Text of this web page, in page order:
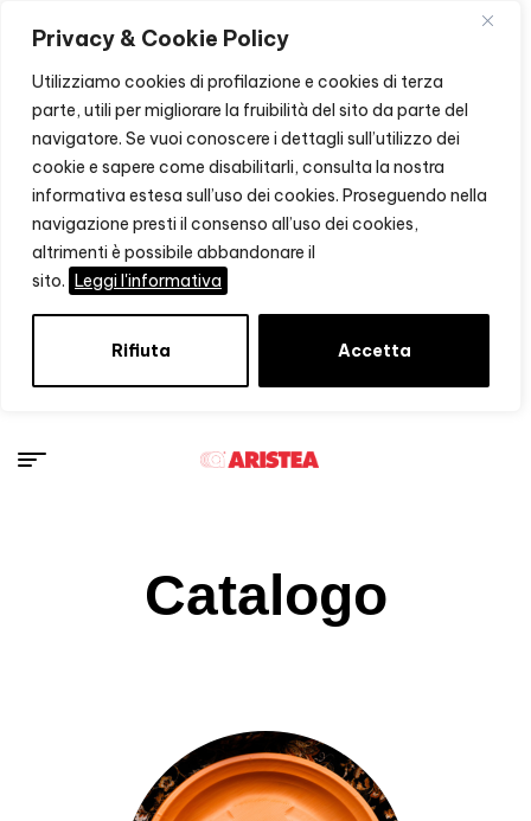
Privacy & Cookie Policy
Utilizziamo cookies di profilazione e cookies di terza
parte, utili per migliorare la fruibilità del sito da parte del
navigatore. Se vuoi conoscere i dettagli sull’utilizzo dei
cookie e sapere come disabilitarli, consulta la nostra
informativa estesa sull’uso dei cookies. Proseguendo nella
navigazione presti il consenso all’uso dei cookies,
altrimenti è possibile abbandonare il
sito. Leggi l'informativa
Rifiuta Accetta
Catalogo